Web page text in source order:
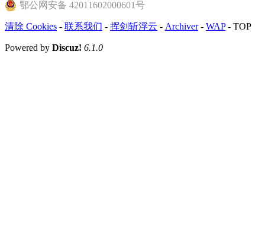
鄂公网安备 42011602000601号
清除 Cookies - 联系我们 - 挥剑斩浮云 - Archiver- WAP- TOP
Powered by Discuz! 6.1.0